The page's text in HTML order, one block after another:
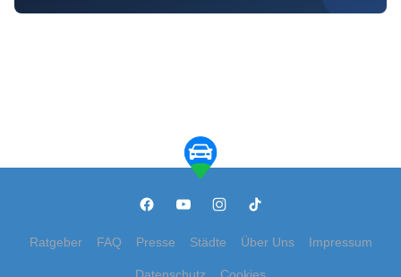
Ratgeber FAQ Presse Städte Über Uns Impressum